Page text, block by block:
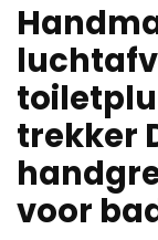
trekker
voor